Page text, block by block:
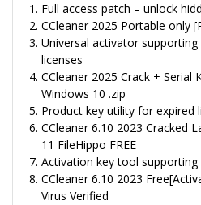
Full access patch – unlock
CCleaner 2025 Portable only
Universal activator
licenses
CCleaner 2025 Crack + Serial
Windows 10 .zip
Product key utility for expired
CCleaner 6.10 2023 Cracked
11 FileHippo FREE
Activation key tool
CCleaner 6.10 2023
Virus Verified